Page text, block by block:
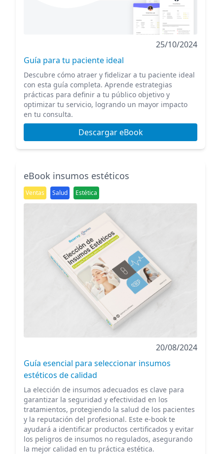
25/10/2024
Guía para tu paciente ideal
Descubre cómo atraer y fidelizar a tu paciente ideal
con esta guía completa. Aprende estrategias
prácticas para definir a tu público objetivo y
optimizar tu servicio, logrando un mayor impacto
en tu consulta.
Descargar eBook
eBook insumos estéticos
Ventas Salud Estética
20/08/2024
Guía esencial para seleccionar insumos
estéticos de calidad
La elección de insumos adecuados es clave para
garantizar la seguridad y efectividad en los
tratamientos, protegiendo la salud de los pacientes
y la reputación del profesional. Este e-book te
ayudará a identificar productos certificados y evitar
los peligros de insumos no regulados, asegurando
la mejor calidad en tu práctica estética.